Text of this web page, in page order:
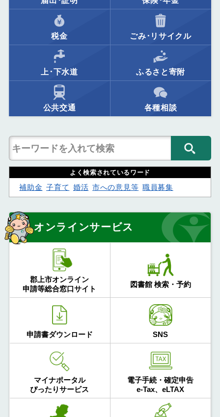
税金 ごみ･リサイクル
上･下水道 ふるさと寄附
公共交通 各種相談
よく検索されているワード
補助金 子育て 婚活 市への意見等 職員募集
オンラインサービス
郡上市オンライン
申請等総合窓口サイト
図書館 検索・予約
申請書ダウンロード SNS
マイナポータル
ぴったりサービス
電子手続・確定申告
e-Tax、eLTAX